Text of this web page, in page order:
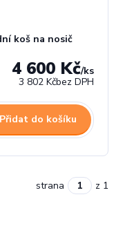
koš na nosič
4 600 Kč/ks
3 802 Kčbez DPH
Přidat do košíku
strana z 1